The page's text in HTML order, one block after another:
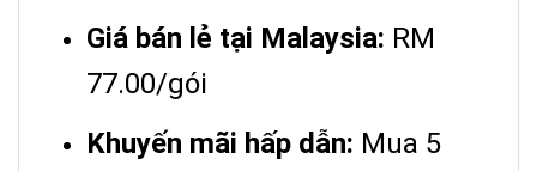
Giá bán lẻ tại Malaysia: RM
77.00/gói
Khuyến mãi hấp dẫn: Mua 5